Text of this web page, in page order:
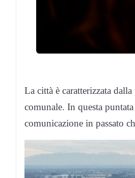
La città è caratterizzata
comunale. In questa
comunicazione in passato